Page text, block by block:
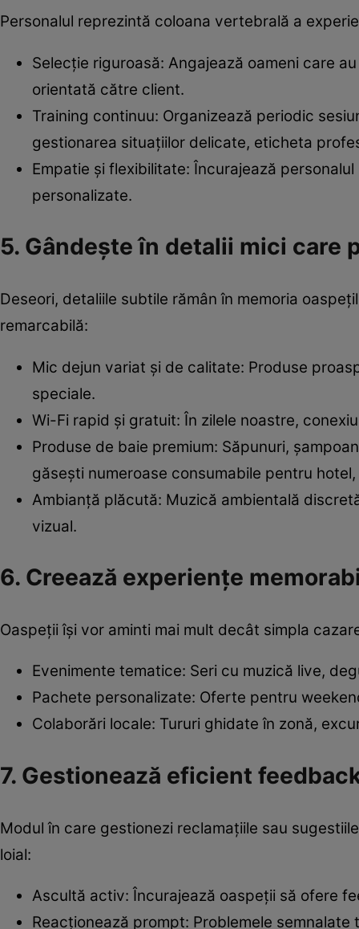
Personalul reprezintă coloana vertebrală a
Selecție riguroasă: Angajează oameni care
orientată către client.
Training continuu: Organizează periodic
gestionarea situațiilor delicate, eticheta
Empatie și flexibilitate: Încurajează
personalizate.
5. Gândește în detalii mici care
Deseori, detaliile subtile rămân în memoria
remarcabilă:
Mic dejun variat și de calitate: Produse
speciale.
Wi-Fi rapid și gratuit: În zilele noastre,
Produse de baie premium: Săpunuri,
găsești numeroase consumabile pentru
Ambianță plăcută: Muzică ambientală
vizual.
6. Creează experiențe
Oaspeții își vor aminti mai mult decât simpla
Evenimente tematice: Seri cu muzică live,
Pachete personalizate: Oferte pentru
Colaborări locale: Tururi ghidate în zonă,
7. Gestionează eficient
Modul în care gestionezi reclamațiile sau
loial:
Ascultă activ: Încurajează oaspeții să ofere
Reacționează prompt: Problemele